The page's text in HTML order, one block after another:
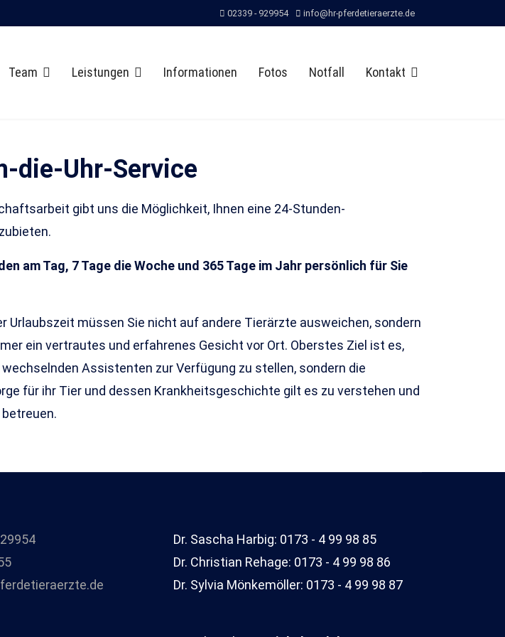
02339 - 929954 info@hr-pferdetieraerzte.de
Team Leistungen Informationen Fotos Notfall Kontakt
die-Uhr-Service
gibt uns die Möglichkeit, Ihnen eine 24-Stunden-
am Tag, 7 Tage die Woche und 365 Tage im Jahr persönlich für Sie
Urlaubszeit müssen Sie nicht auf andere Tierärzte ausweichen, sondern
ein vertrautes und erfahrenes Gesicht vor Ort. Oberstes Ziel ist es,
wechselnden Assistenten zur Verfügung zu stellen, sondern die
für ihr Tier und dessen Krankheitsgeschichte gilt es zu verstehen und
Dr. Sascha Harbig: 0173 - 4 99 98 85
Dr. Christian Rehage: 0173 - 4 99 98 86
Dr. Sylvia Mönkemöller: 0173 - 4 99 98 87